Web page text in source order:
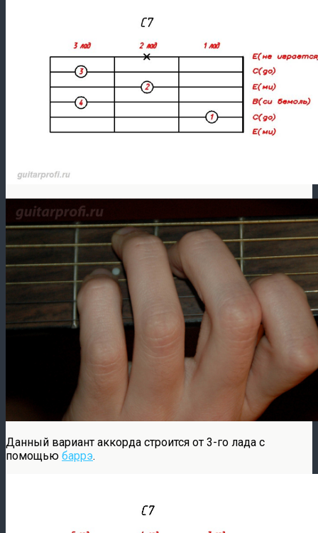
Данный вариант аккорда строится от 3-го лада с
помощью баррэ.